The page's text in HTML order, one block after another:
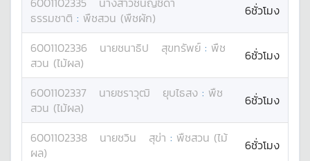
ธรรมชาติ : พืชสวน (พืชผัก) 6ชั่วโมง
6001102336 นายชนาธิป สุขทรัพย์ : พืช
สวน (ไม้ผล)
6ชั่วโมง
6001102337 นายชราวุฒิ ยุบไธสง : พืช
สวน (ไม้ผล)
6ชั่วโมง
6001102338 นายชวิน สุข่า : พืชสวน (ไม้
ผล)
6ชั่วโมง